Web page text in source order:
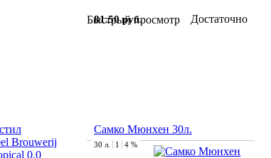
Быстрый просмотр
81.50 руб. Достаточно
Brouwerij
0.0
Самко Мюнхен 30л.
30 л. 1 4 %